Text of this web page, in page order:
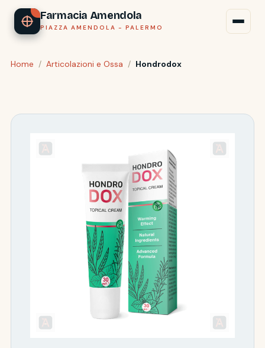
Farmacia Amendola
PIAZZA AMENDOLA - PALERMO
Home / Articolazioni e Ossa / Hondrodox